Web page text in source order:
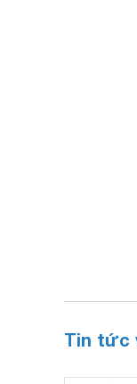
Tin tức